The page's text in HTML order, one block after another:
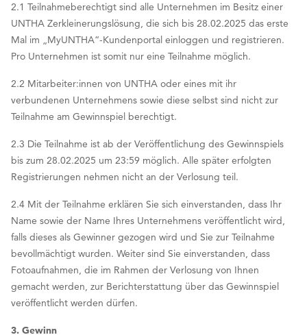
2.1 Teilnahmeberechtigt sind alle Unternehmen im Besitz einer
UNTHA Zerkleinerungslösung, die sich bis 28.02.2025 das erste
Mal im „MyUNTHA“-Kundenportal einloggen und registrieren.
Pro Unternehmen ist somit nur eine Teilnahme möglich.
2.2 Mitarbeiter:innen von UNTHA oder eines mit ihr
verbundenen Unternehmens sowie diese selbst sind nicht zur
Teilnahme am Gewinnspiel berechtigt.
2.3 Die Teilnahme ist ab der Veröffentlichung des Gewinnspiels
bis zum 28.02.2025 um 23:59 möglich. Alle später erfolgten
Registrierungen nehmen nicht an der Verlosung teil.
2.4 Mit der Teilnahme erklären Sie sich einverstanden, dass Ihr
Name sowie der Name Ihres Unternehmens veröffentlicht wird,
falls dieses als Gewinner gezogen wird und Sie zur Teilnahme
bevollmächtigt wurden. Weiter sind Sie einverstanden, dass
Fotoaufnahmen, die im Rahmen der Verlosung von Ihnen
gemacht werden, zur Berichterstattung über das Gewinnspiel
veröffentlicht werden dürfen.
3. Gewinn